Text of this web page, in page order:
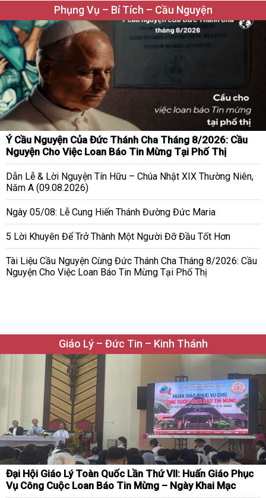
Phụng Vụ – Bí Tích – Cầu Nguyện
Ý Cầu Nguyện Của Đức Thánh Cha Tháng 8/2026: Cầu
Nguyện Cho Việc Loan Báo Tin Mừng Tại Phố Thị
Dẫn Lễ & Lời Nguyện Tín Hữu – Chúa Nhật XIX Thường Niên,
Năm A (09.08.2026)
Ngày 05/08: Lễ Cung Hiến Thánh Đường Đức Maria
5 Lời Khuyên Để Trở Thành Một Người Đỡ Đầu Tốt Hơn
Tài Liệu Cầu Nguyện Cùng Đức Thánh Cha Tháng 8/2026: Cầu
Nguyện Cho Việc Loan Báo Tin Mừng Tại Phố Thị
Giáo Lý – Đức Tin – Kinh Thánh
Đại Hội Giáo Lý Toàn Quốc Lần Thứ VII: Huấn Giáo Phục
Vụ Công Cuộc Loan Báo Tin Mừng – Ngày Khai Mạc